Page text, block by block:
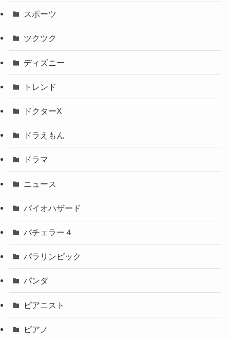
スポーツ
ツクツク
ディズニー
トレンド
ドクターX
ドラえもん
ドラマ
ニュース
バイオハザード
バチェラー４
パラリンピック
パンダ
ピアニスト
ピアノ